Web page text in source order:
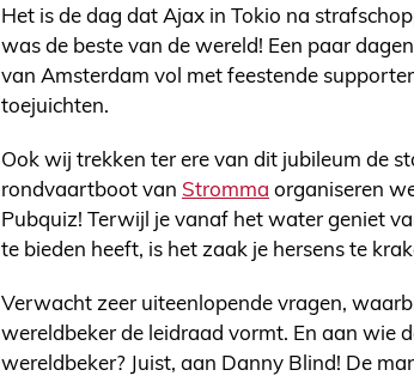
Het is de dag dat Ajax in Tokio na
was de beste van de wereld! Een paar
van Amsterdam vol met feestende
toejuichten.
Ook wij trekken ter ere van dit jubileum de
rondvaartboot van Stromma organiseren
Pubquiz! Terwijl je vanaf het water geniet
te bieden heeft, is het zaak je hersens te
Verwacht zeer uiteenlopende vragen,
wereldbeker de leidraad vormt. En aan wie
wereldbeker? Juist, aan Danny Blind! De